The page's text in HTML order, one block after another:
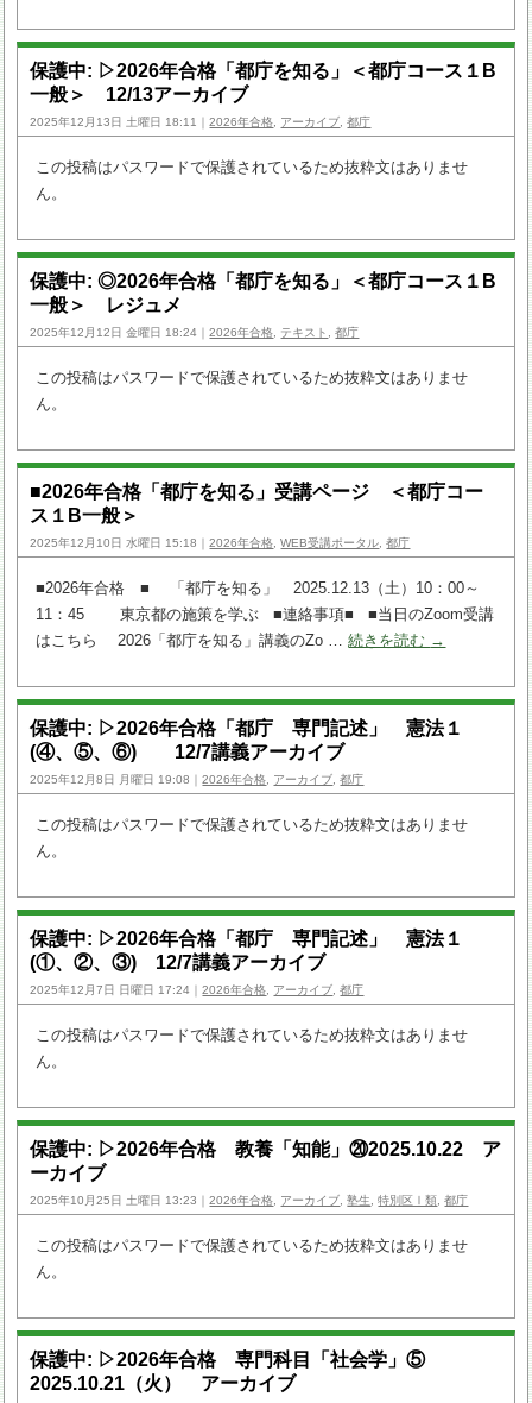
保護中: ▷2026年合格「都庁を知る」＜都庁コース１B
一般＞ 12/13アーカイブ
2025年12月13日 土曜日 18:11｜2026年合格, アーカイブ,都庁
この投稿はパスワードで保護されているため抜粋文はありませ
ん。
保護中: ◎2026年合格「都庁を知る」＜都庁コース１B
一般＞ レジュメ
2025年12月12日 金曜日 18:24｜2026年合格, テキスト ,都庁
この投稿はパスワードで保護されているため抜粋文はありませ
ん。
■2026年合格「都庁を知る」受講ページ ＜都庁コー
ス１B一般＞
2025年12月10日 水曜日 15:18｜2026年合格,WEB受講ポータル,都庁
■2026年合格 ■ 「都庁を知る」 2025.12.13（土）10：00～
11：45 東京都の施策を学ぶ ■連絡事項■ ■当日のZoom受講
はこちら 2026「都庁を知る」講義のZo …続きを読む →
保護中: ▷2026年合格「都庁 専門記述」 憲法１
(④、⑤、⑥) 12/7講義アーカイブ
2025年12月8日 月曜日 19:08｜2026年合格, アーカイブ,都庁
この投稿はパスワードで保護されているため抜粋文はありませ
ん。
保護中: ▷2026年合格「都庁 専門記述」 憲法１
(①、②、③) 12/7講義アーカイブ
2025年12月7日 日曜日 17:24｜2026年合格, アーカイブ,都庁
この投稿はパスワードで保護されているため抜粋文はありませ
ん。
保護中: ▷2026年合格 教養「知能」⑳2025.10.22 ア
ーカイブ
2025年10月25日 土曜日 13:23｜2026年合格, アーカイブ,塾生,特別区Ⅰ類,都庁
この投稿はパスワードで保護されているため抜粋文はありませ
ん。
保護中: ▷2026年合格 専門科目「社会学」⑤
2025.10.21（火） アーカイブ